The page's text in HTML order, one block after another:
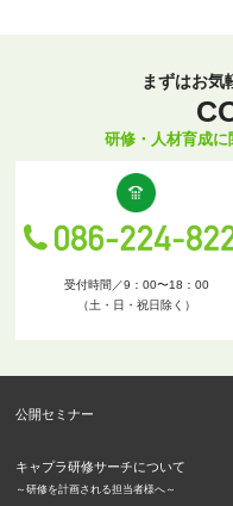
まずはお気
研修・人材育成
受付時間／9：00〜18：00
（土・日・祝日除く）
公開セミナー
キャプラ研修サーチについて
～研修を計画される担当者様へ～